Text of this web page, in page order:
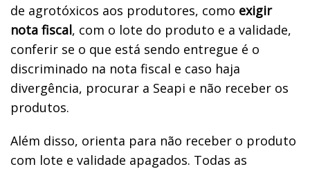
de agrotóxicos aos produtores, como exigir
nota fiscal, com o lote do produto e a validade,
conferir se o que está sendo entregue é o
discriminado na nota fiscal e caso haja
divergência, procurar a Seapi e não receber os
produtos.
Além disso, orienta para não receber o produto
com lote e validade apagados. Todas as